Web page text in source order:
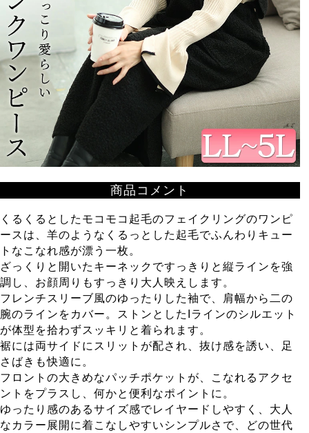
商品コメント
くるくるとしたモコモコ起毛のフェイクリングのワンピ
ースは、羊のようなくるっとした起毛でふんわりキュー
トなこなれ感が漂う一枚。
ざっくりと開いたキーネックですっきりと縦ラインを強
調し、お顔周りもすっきり大人映えします。
フレンチスリーブ風のゆったりした袖で、肩幅から二の
腕のラインをカバー。ストンとしたIラインのシルエット
が体型を拾わずスッキリと着られます。
裾には両サイドにスリットが配され、抜け感を誘い、足
さばきも快適に。
フロントの大きめなパッチポケットが、こなれるアクセ
ントをプラスし、何かと便利なポイントに。
ゆったり感のあるサイズ感でレイヤードしやすく、大人
なカラー展開に着こなしやすいシンプルさで、どの世代